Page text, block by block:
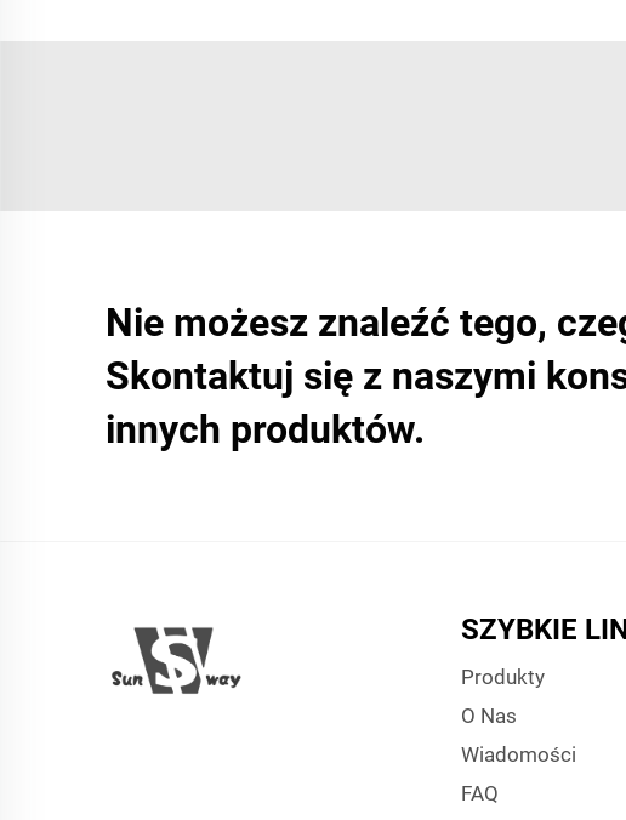
Nie możesz znaleźć tego,
Skontaktuj się z naszymi
innych produktów.
SZYBKIE
Produkty
O Nas
Wiadomości
FAQ